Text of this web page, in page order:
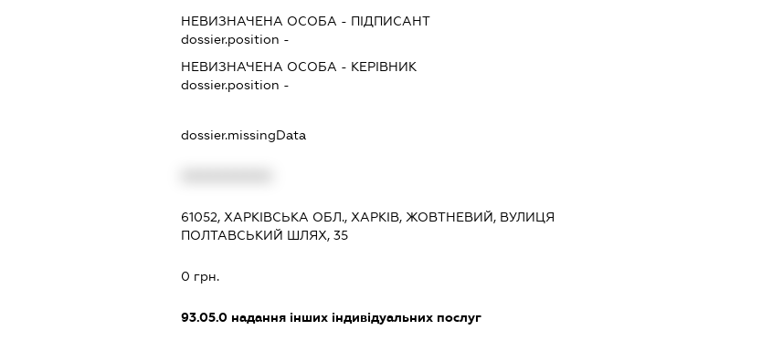
НЕВИЗНАЧЕНА ОСОБА - ПІДПИСАНТ
dossier.position -
НЕВИЗНАЧЕНА ОСОБА - КЕРІВНИК
dossier.position -
dossier.missingData
61052, ХАРКІВСЬКА ОБЛ., ХАРКІВ, ЖОВТНЕВИЙ, ВУЛИЦЯ
ПОЛТАВСЬКИЙ ШЛЯХ, 35
0 грн.
93.05.0 надання інших індивідуальних послуг